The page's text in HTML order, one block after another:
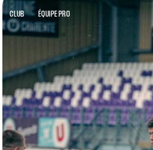
CLUB ÉQUIPE PRO